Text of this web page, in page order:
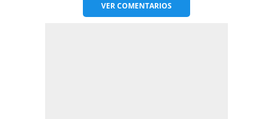
VERCOMENTARIOS